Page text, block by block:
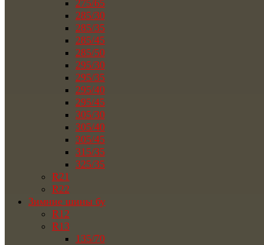
275/65
285/30
285/35
285/45
285/50
295/30
295/35
295/40
295/45
305/30
305/40
305/45
315/35
325/35
R21
R22
Зимние шины бу
R12
R13
135/70